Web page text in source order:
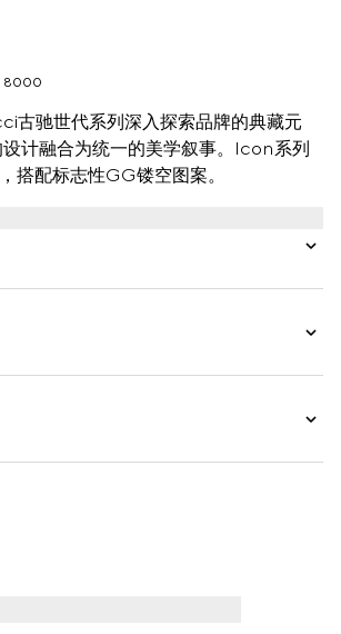
8000
驰世代系列深入探索品牌的典藏元
计融合为统一的美学叙事。Icon系列
搭配标志性GG镂空图案。